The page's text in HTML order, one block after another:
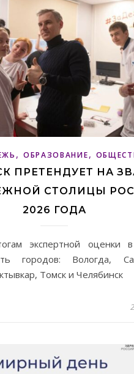
, ОБРАЗОВАНИЕ,
ПРЕТЕНДУЕТ НА
СТОЛИЦЫ
2026 ГОДА
экспертной оценки
городов: Вологда,
Томск и Челябинск